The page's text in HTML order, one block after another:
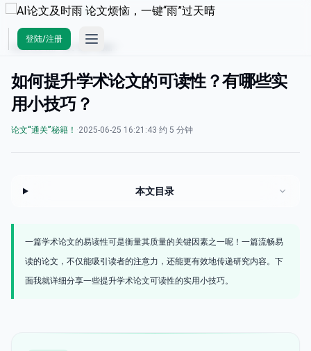
登陆/注册 Open main menu
AI论文及时雨 论文“通关”秘籍！
如何提升学术论文的可读性？有哪些实
用小技巧？
论文“通关”秘籍！ ·2025-06-25 16:21:43·约 5 分钟
本文目录
一篇学术论文的易读性可是衡量其质量的关键因素之一呢！一篇流畅易
读的论文，不仅能吸引读者的注意力，还能更有效地传递研究内容。下
面我就详细分享一些提升学术论文可读性的实用小技巧。